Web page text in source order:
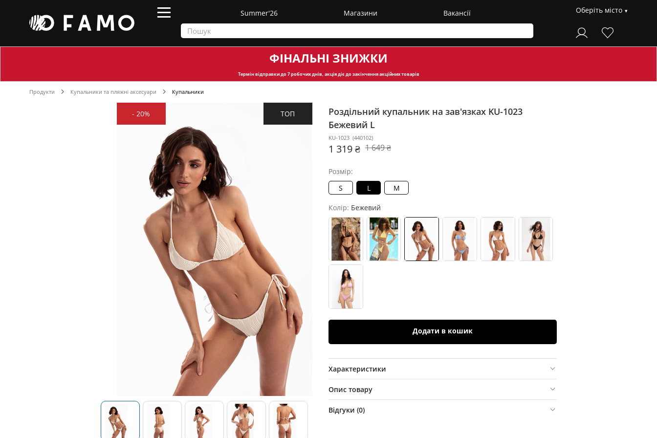
Summer'26 Магазини Вакансії Оберіть місто
ФІНАЛЬНІ ЗНИЖКИ
Термін відправкидо 7 робочих днів, акція діє до закінчення акційних товарів
Продукти Купальники та пляжні аксесуари Купальники
-20% ТОП
Роздільний купальник на зав'язках KU-1023
Бежевий L
KU-1023 (440102)
1 319 ₴ 1 649 ₴
Розмір:
S
L M
Колір: Бежевий
Додати в кошик
Характеристики
Опис товару
Відгуки (0)